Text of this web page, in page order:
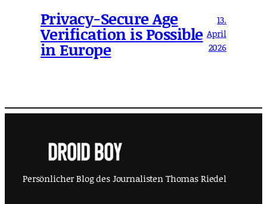
Privacy-Secure Age
Verification is Possible
in Europe
13.
April
2026
Persönlicher Blog des Journalisten Thomas Riedel